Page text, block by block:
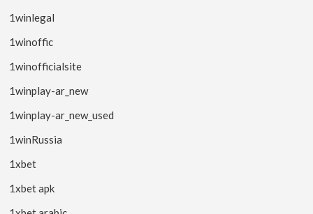
1winlegal
1winoffic
1winofficialsite
1winplay-ar_new
1winplay-ar_new_used
1winRussia
1xbet
1xbet apk